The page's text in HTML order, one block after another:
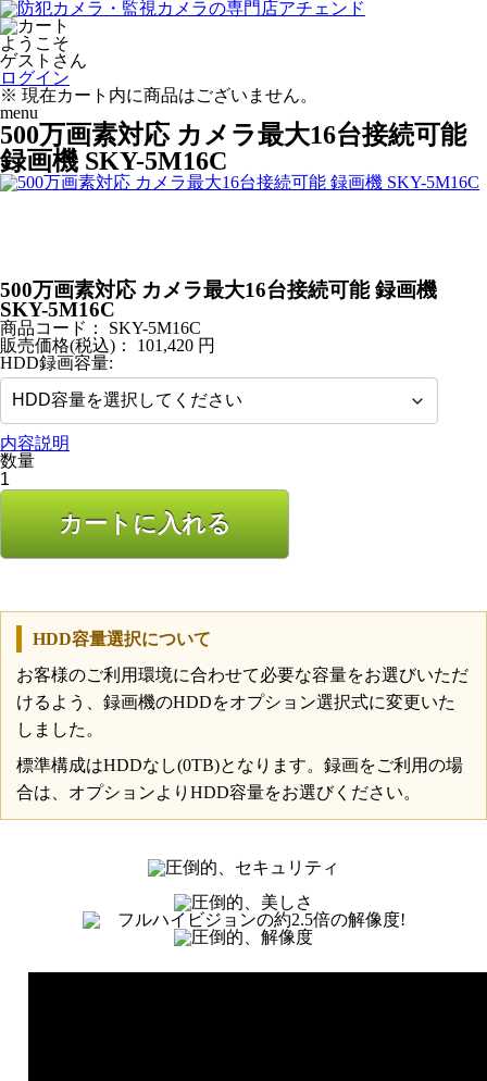
ようこそ
ゲストさん
ログイン
※ 現在カート内に商品はございません。
menu
500万画素対応 カメラ最大16台接続可能
録画機 SKY-5M16C
500万画素対応 カメラ最大16台接続可能 録画機
SKY-5M16C
商品コード：
SKY-5M16C
販売価格(税込)：
101,420 円
HDD録画容量:
内容説明
数量
カートに入れる
HDD容量選択について
お客様のご利用環境に合わせて必要な容量をお選びいただ
けるよう、録画機のHDDをオプション選択式に変更いた
しました。
標準構成はHDDなし(0TB)となります。録画をご利用の場
合は、オプションよりHDD容量をお選びください。